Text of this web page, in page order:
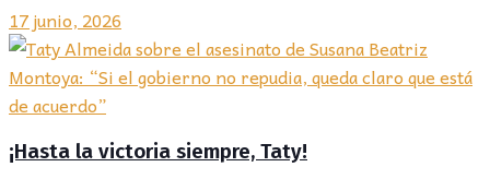
17 junio, 2026
¡Hasta la victoria siempre, Taty!